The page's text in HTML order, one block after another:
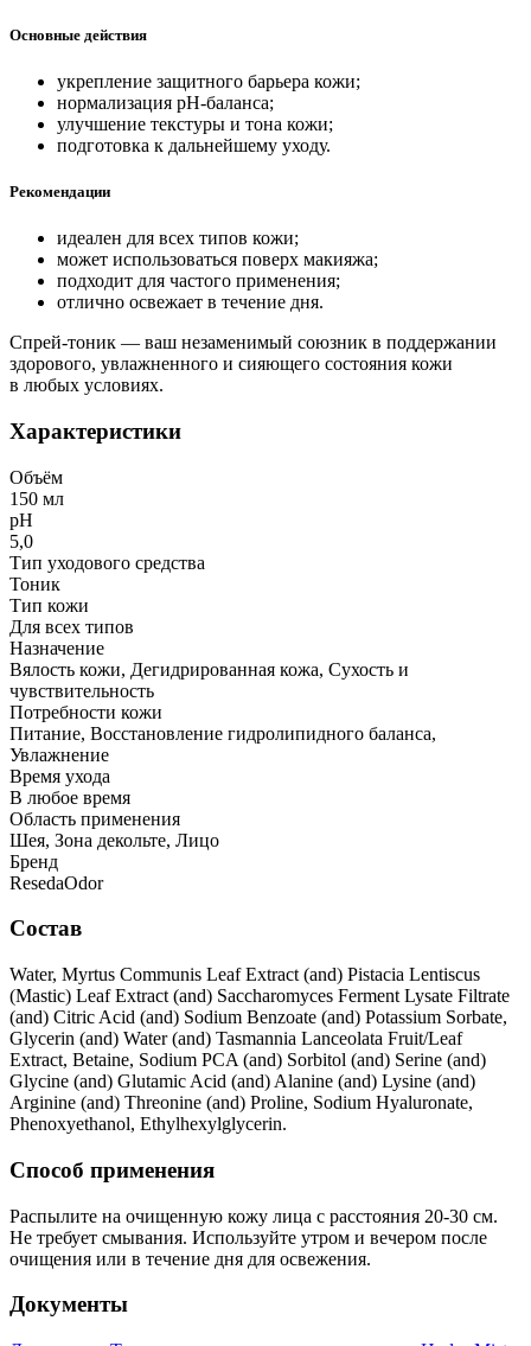
Основные действия
укрепление защитного барьера кожи;
нормализация pH-баланса;
улучшение текстуры и тона кожи;
подготовка к дальнейшему уходу.
Рекомендации
идеален для всех типов кожи;
может использоваться поверх макияжа;
подходит для частого применения;
отлично освежает в течение дня.
Спрей-тоник — ваш незаменимый союзник в поддержании
здорового, увлажненного и сияющего состояния кожи
в любых условиях.
Характеристики
Объём
150 мл
рН
5,0
Тип уходового средства
Тоник
Тип кожи
Для всех типов
Назначение
Вялость кожи, Дегидрированная кожа, Сухость и
чувствительность
Потребности кожи
Питание, Восстановление гидролипидного баланса,
Увлажнение
Время ухода
В любое время
Область применения
Шея, Зона декольте, Лицо
Бренд
ResedaOdor
Состав
Water, Myrtus Communis Leaf Extract (and) Pistacia Lentiscus
(Mastic) Leaf Extract (and) Saccharomyces Ferment Lysate Filtrate
(and) Citric Acid (and) Sodium Benzoate (and) Potassium Sorbate,
Glycerin (and) Water (and) Tasmannia Lanceolata Fruit/Leaf
Extract, Betaine, Sodium PCA (and) Sorbitol (and) Serine (and)
Glycine (and) Glutamic Acid (and) Alanine (and) Lysine (and)
Arginine (and) Threonine (and) Proline, Sodium Hyaluronate,
Phenoxyethanol, Ethylhexylglycerin.
Способ применения
Распылите на очищенную кожу лица с расстояния 20-30 см.
Не требует смывания. Используйте утром и вечером после
очищения или в течение дня для освежения.
Документы